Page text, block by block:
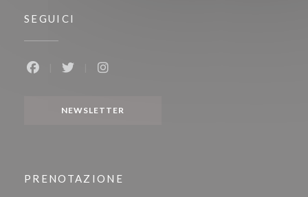
SEGUICI
NEWSLETTER
PRENOTAZIONE